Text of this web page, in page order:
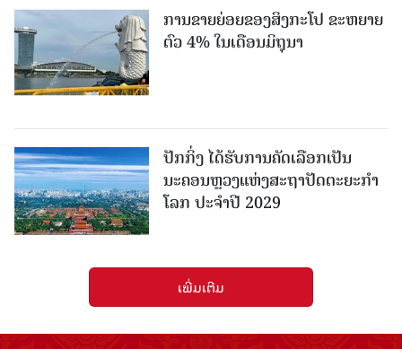
ການຂາຍຍ່ອຍຂອງສິງກະໂປ ຂະຫຍາຍ
ຕົວ 4% ໃນເດືອນມິຖຸນາ
ປັກກິ່ງ ໄດ້ຮັບການຄັດເລືອກເປັນ
ນະຄອນຫຼວງແຫ່ງສະຖາປັດຕະຍະກຳ
ໂລກ ປະຈຳປີ 2029
ເພີ່ມເຕີມ